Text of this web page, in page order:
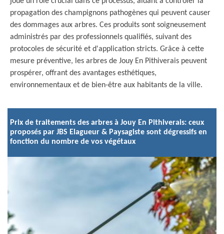
propagation des champignons pathogènes qui peuvent causer
des dommages aux arbres. Ces produits sont soigneusement
administrés par des professionnels qualifiés, suivant des
protocoles de sécurité et d'application stricts. Grâce à cette
mesure préventive, les arbres de Jouy En Pithiverais peuvent
prospérer, offrant des avantages esthétiques,
environnementaux et de bien-être aux habitants de la ville.
Prix de traitements des arbres à Jouy En Pithiverais: ceux
proposés par JBS Elagueur & Paysagiste sont dégressifs en
fonction du nombre de vos végétaux